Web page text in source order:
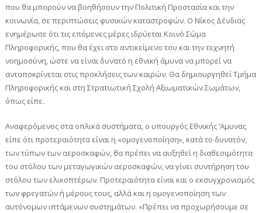
που θα μπορούν να βοηθήσουν την Πολιτική Προστασία και την
κοινωνία, σε περιπτώσεις φυσικών καταστροφών. Ο Νίκος Δένδιας
ενημέρωσε ότι τις επόμενες μέρες ιδρύεται Κοινό Σώμα
Πληροφορικής, που θα έχει στο αντικείμενο του και την τεχνητή
νοημοσύνη, ώστε να είναι δυνατό η εθνική άμυνα να μπορεί να
ανταποκρίνεται στις προκλήσεις των καιρών. Θα δημιουργηθεί Τμήμα
Πληροφορικής και στη Στρατιωτική Σχολή Αξιωματικών Σωμάτων,
όπως είπε.
Αναφερόμενος στα οπλικά συστήματα, ο υπουργός Εθνικής ‘Αμυνας
είπε ότι προτεραιότητα είναι η «ομογενοποίηση», κατά το δυνατόν,
των τύπων των αεροσκαφών, θα πρέπει να αυξηθεί η διαθεσιμότητα
του στόλου των μεταγωγικών αεροσκαφών, να γίνει συντήρηση του
στόλου των ελικοπτέρων. Προτεραιότητα είναι και ο εκσυγχρονισμός
των φρεγατών ή μέρους τους, αλλά και η ομογενοποίηση των
αυτόνομων ιπτάμενων συστημάτων. «Πρέπει να προχωρήσουμε σε